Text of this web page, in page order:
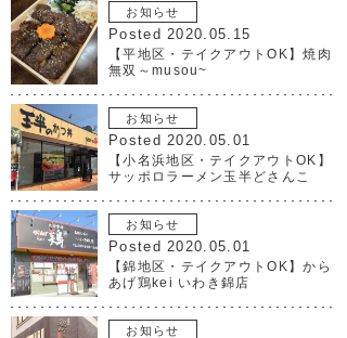
お知らせ
Posted 2020.05.15
【平地区・テイクアウトOK】焼肉
無双～musou~
お知らせ
Posted 2020.05.01
【小名浜地区・テイクアウトOK】
サッポロラーメン玉半どさんこ
お知らせ
Posted 2020.05.01
【錦地区・テイクアウトOK】から
あげ鶏kei いわき錦店
お知らせ